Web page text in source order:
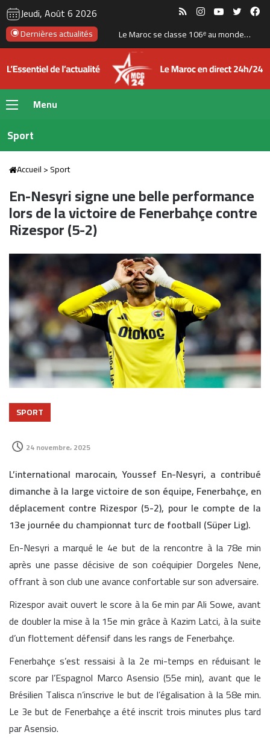
Jeudi, Août 6 2026 RSS InstagramYouTube
Dernières actualités Le Maroc se classe 106ᵉ au monde dans l’indice mondial de résidence 2026
Menu
Sport
Accueil>Sport
En-Nesyri signe une belle performance
lors de la victoire de Fenerbahçe contre
Rizespor (5-2)
SPORT
24 novembre، 2025
L’international marocain, Youssef En-Nesyri, a contribué
dimanche à la large victoire de son équipe, Fenerbahçe, en
déplacement contre Rizespor (5-2), pour le compte de la
13e journée du championnat turc de football (Süper Lig).
En-Nesyri a marqué le 4e but de la rencontre à la 78e min
après une passe décisive de son coéquipier Dorgeles Nene,
offrant à son club une avance confortable sur son adversaire.
Rizespor avait ouvert le score à la 6e min par Ali Sowe, avant
de doubler la mise à la 15e min grâce à Kazim Latci, à la suite
d’un flottement défensif dans les rangs de Fenerbahçe.
Fenerbahçe s’est ressaisi à la 2e mi-temps en réduisant le
score par l’Espagnol Marco Asensio (55e min), avant que le
Brésilien Talisca n’inscrive le but de l’égalisation à la 58e min.
Le 3e but de Fenerbahçe a été inscrit trois minutes plus tard
par Asensio.